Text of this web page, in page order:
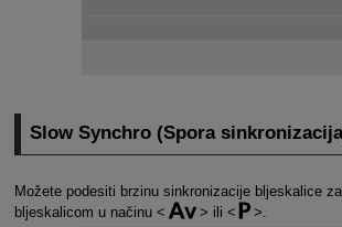
Slow Synchro (Spora
Možete podesiti brzinu sinkronizacije bljeskalice
bljeskalicom u načinu
ili